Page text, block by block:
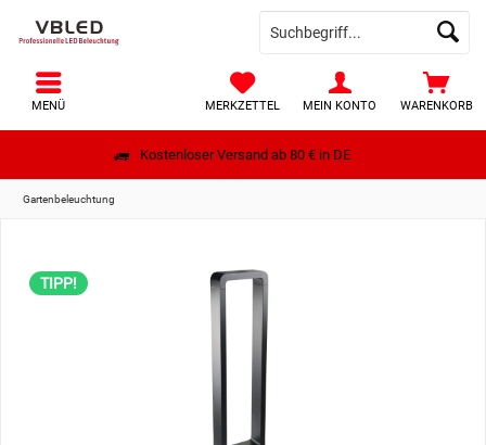
Kostenloser Versand ab 80 € in DE
WARENKORB
MERKZETTEL MEIN KONTO
MENÜ
Gartenbeleuchtung
TIPP!